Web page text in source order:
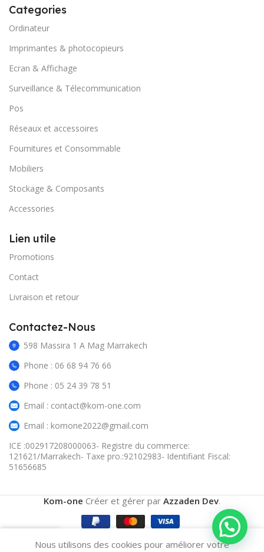
Categories
Ordinateur
Imprimantes & photocopieurs
Ecran & Affichage
Surveillance & Télecommunication
Pos
Réseaux et accessoires
Fournitures et Consommable
Mobiliers
Stockage & Composants
Accessories
Lien utile
Promotions
Contact
Livraison et retour
Contactez-Nous
598 Massira 1 A Mag Marrakech
Phone : 06 68 94 76 66
Phone : 05 24 39 78 51
Email : contact@kom-one.com
Email : komone2022@gmail.com
ICE :002917208000063- Registre du commerce:
121621/Marrakech- Taxe pro.:92102983- Identifiant Fiscal:
51656685
Kom-one Créer et gérer par Azzaden Dev.
Nous utilisons des cookies pour améliorer votre